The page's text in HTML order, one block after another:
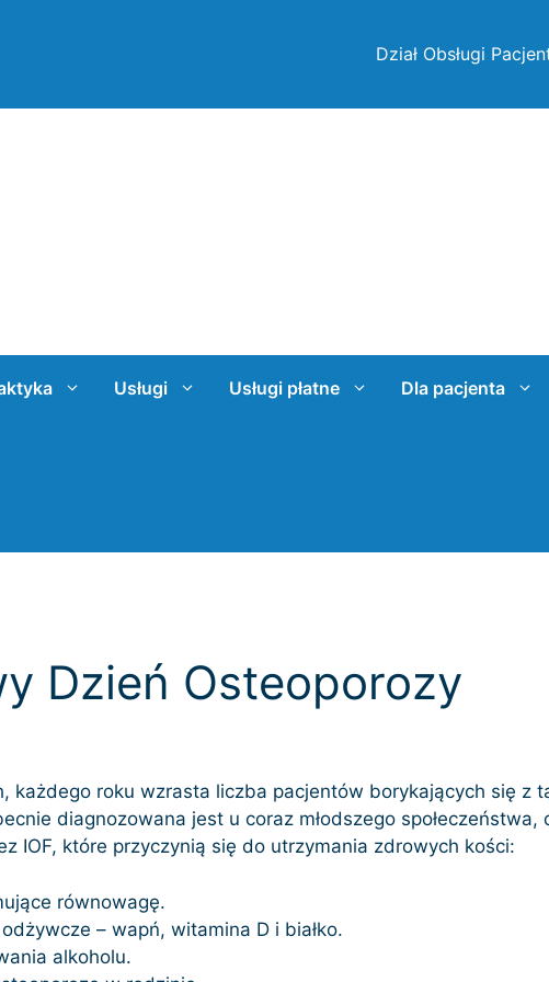
Dział Obsługi
Usługi Usługi płatne Dla pacjenta
Dzień Osteoporozy
każdego roku wzrasta liczba pacjentów borykających się z
diagnozowana jest u coraz młodszego
IOF, które przyczynią się do utrzymania zdrowych kości:
równowagę.
– wapń, witamina D i białko.
alkoholu.